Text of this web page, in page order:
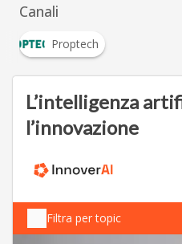
Canali
Proptech
L’intelligenza
l’innovazione
Filtra per topic